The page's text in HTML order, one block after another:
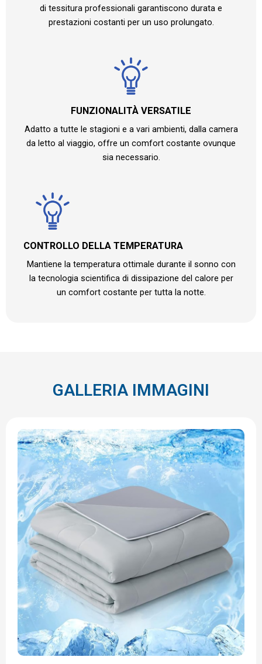
di tessitura professionali garantiscono durata e
prestazioni costanti per un uso prolungato.
FUNZIONALITÀ VERSATILE
Adatto a tutte le stagioni e a vari ambienti, dalla camera
da letto al viaggio, offre un comfort costante ovunque
sia necessario.
CONTROLLO DELLA TEMPERATURA
Mantiene la temperatura ottimale durante il sonno con
la tecnologia scientifica di dissipazione del calore per
un comfort costante per tutta la notte.
GALLERIA IMMAGINI